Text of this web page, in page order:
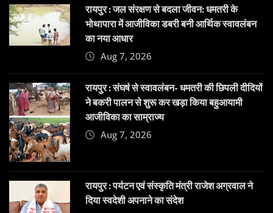
रायपुर : जल संरक्षण से बदला जीवन: धमतरी के
भोथापारा में आजीविका डबरी बनी आर्थिक स्वावलंबन
का नया आधार
Aug 7, 2026
रायपुर : संघर्ष से स्वावलंबन- धमतरी की छिपली दीदियों
ने बकरी पालन से शुरू कर खड़ा किया बहुआयामी
आजीविका का साम्राज्य
Aug 7, 2026
रायपुर : पर्यटन एवं संस्कृति मंत्री राजेश अग्रवाल ने
दिया स्वदेशी अपनाने का संदेश